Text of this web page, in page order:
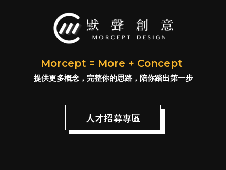
Morcept = More + Concept
提供更多概念，完整你的思路，陪你踏出第一步
人才招募專區